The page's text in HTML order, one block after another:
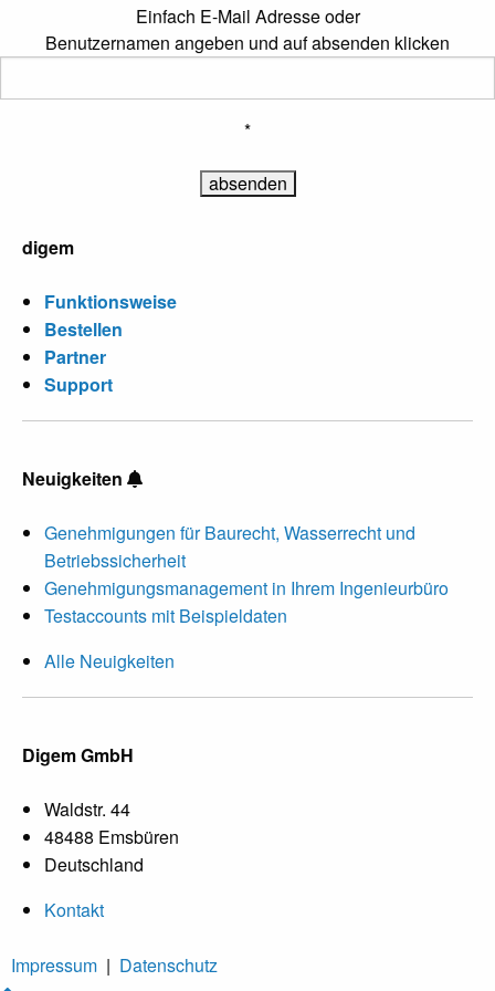
Einfach E-Mail Adresse oder
Benutzernamen angeben und auf absenden klicken
*
digem
Funktionsweise
Bestellen
Partner
Support
Neuigkeiten
Genehmigungen für Baurecht, Wasserrecht und
Betriebssicherheit
Genehmigungsmanagement in Ihrem Ingenieurbüro
Testaccounts mit Beispieldaten
Alle Neuigkeiten
Digem GmbH
Waldstr. 44
48488 Emsbüren
Deutschland
Kontakt
Impressum | Datenschutz